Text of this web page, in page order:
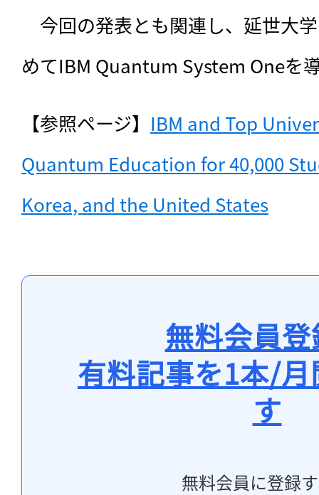
今回の発表とも関連し、延世大
めてIBM Quantum System Oneを
【参照ページ】 IBM and Top
Quantum Education for 40,000
Korea, and the United States
無料会員
有料記事を1本/
す
無料会員に登録